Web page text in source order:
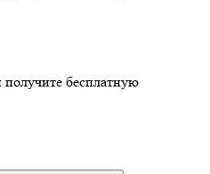
бесплатную